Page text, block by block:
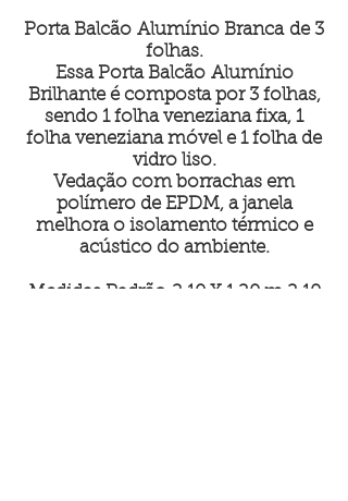
Porta Balcão Alumínio Branca de 3
folhas.
Essa Porta Balcão Alumínio
Brilhante é composta por 3 folhas,
sendo 1 folha veneziana fixa, 1
folha veneziana móvel e 1 folha de
vidro liso.
Vedação com borrachas em
polímero de EPDM, a janela
melhora o isolamento térmico e
acústico do ambiente.
Medidas Padrão 2,10 X 1,20 m 2,10